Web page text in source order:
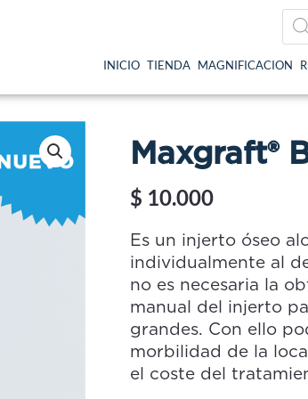
de
INICIO TIENDA MAGNIFICACION
Maxgraft®
$ 10.000
Es un injerto óseo
individualmente al
no es necesaria la
manual del injerto
grandes. Con ello
morbilidad de la
el coste del